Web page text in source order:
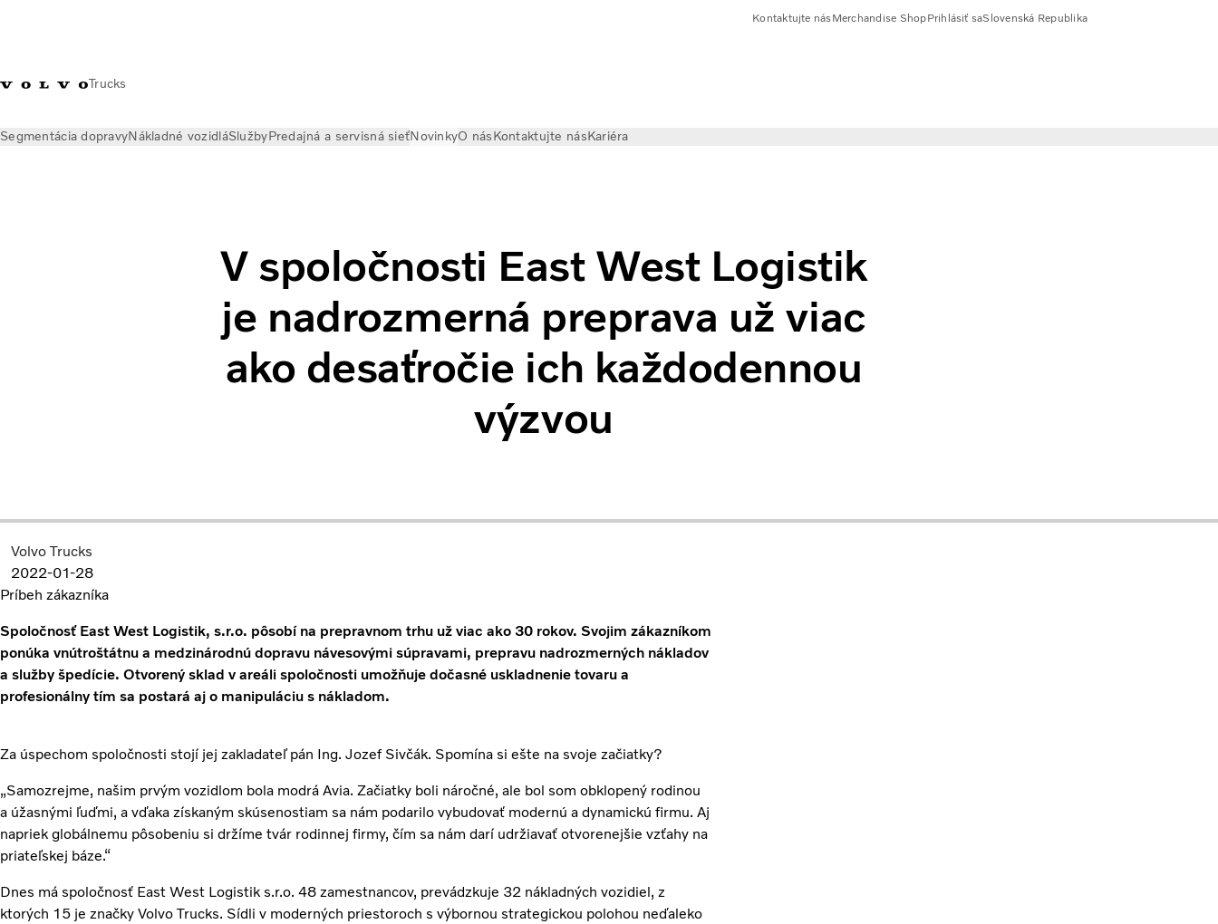
Trucks
Kontaktujte násMerchandise ShopPrihlásiť saSlovenská Republika
Segmentácia dopravyNákladné vozidláSlužbyPredajná a servisná sieťNovinkyO násKontaktujte násKariéra
V spoločnosti East West Logistik
je nadrozmerná preprava už viac
ako desaťročie ich každodennou
výzvou
Volvo Trucks
2022-01-28
Príbeh zákazníka
Spoločnosť East West Logistik, s.r.o. pôsobí na prepravnom trhu už viac ako 30 rokov. Svojim zákazníkom
ponúka vnútroštátnu a medzinárodnú dopravu návesovými súpravami, prepravu nadrozmerných nákladov
a služby špedície. Otvorený sklad v areáli spoločnosti umožňuje dočasné uskladnenie tovaru a
profesionálny tím sa postará aj o manipuláciu s nákladom.
Za úspechom spoločnosti stojí jej zakladateľ pán Ing. Jozef Sivčák. Spomína si ešte na svoje začiatky?
„Samozrejme, našim prvým vozidlom bola modrá Avia. Začiatky boli náročné, ale bol som obklopený rodinou
a úžasnými ľuďmi, a vďaka získaným skúsenostiam sa nám podarilo vybudovať modernú a dynamickú firmu. Aj
napriek globálnemu pôsobeniu si držíme tvár rodinnej firmy, čím sa nám darí udržiavať otvorenejšie vzťahy na
priateľskej báze.“
Dnes má spoločnosť East West Logistik s.r.o. 48 zamestnancov, prevádzkuje 32 nákladných vozidiel, z
ktorých 15 je značky Volvo Trucks. Sídli v moderných priestoroch s výbornou strategickou polohou neďaleko